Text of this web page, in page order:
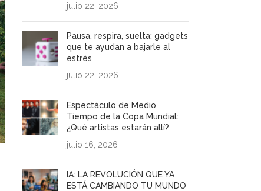
julio 22, 2026
Pausa, respira, suelta: gadgets
que te ayudan a bajarle al
estrés
julio 22, 2026
Espectáculo de Medio
Tiempo de la Copa Mundial:
¿Qué artistas estarán allí?
julio 16, 2026
IA: LA REVOLUCIÓN QUE YA
ESTÁ CAMBIANDO TU MUNDO